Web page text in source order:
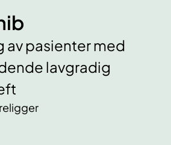
av pasienter med
lavgradig